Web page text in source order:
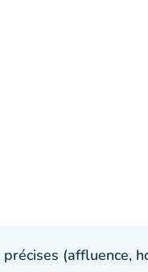
(affluence,